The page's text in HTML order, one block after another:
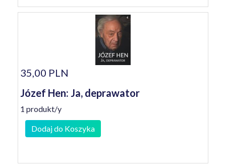
35,00 PLN
Józef Hen: Ja, deprawator
1 produkt/y
Dodaj do Koszyka